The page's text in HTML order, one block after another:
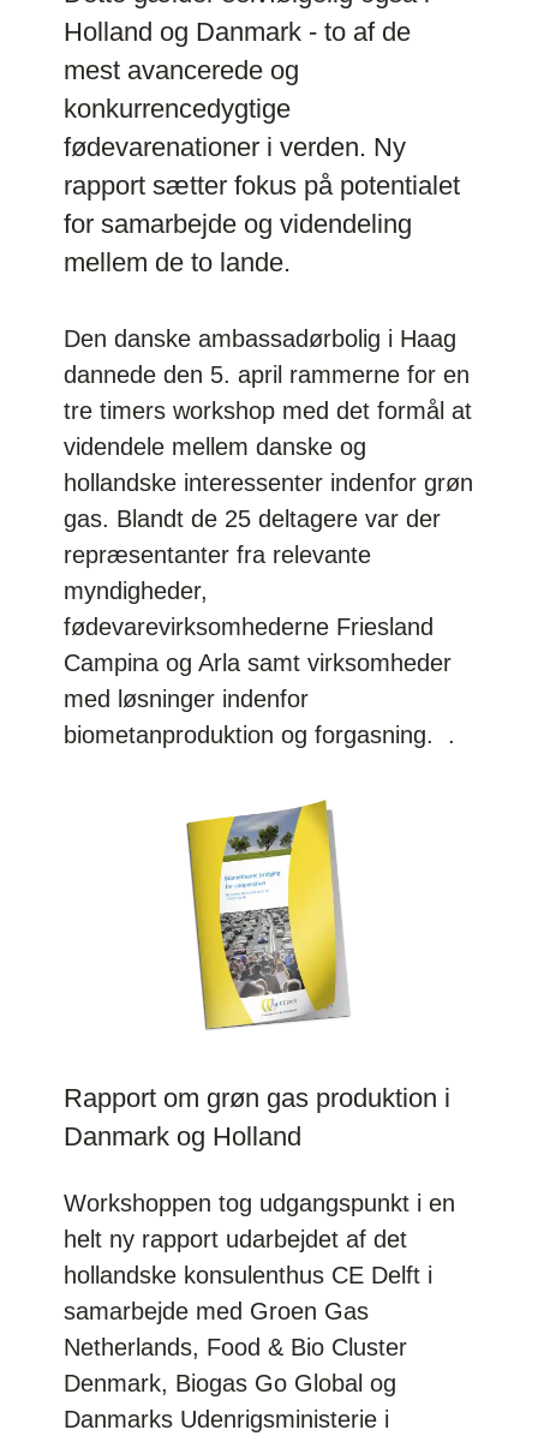
Holland og Danmark - to af de
mest avancerede og
konkurrencedygtige
fødevarenationer i verden. Ny
rapport sætter fokus på potentialet
for samarbejde og videndeling
mellem de to lande.
Den danske ambassadørbolig i Haag
dannede den 5. april rammerne for en
tre timers workshop med det formål at
videndele mellem danske og
hollandske interessenter indenfor grøn
gas. Blandt de 25 deltagere var der
repræsentanter fra relevante
myndigheder,
fødevarevirksomhederne Friesland
Campina og Arla samt virksomheder
med løsninger indenfor
biometanproduktion og forgasning. .
Rapport om grøn gas produktion i
Danmark og Holland
Workshoppen tog udgangspunkt i en
helt ny rapport udarbejdet af det
hollandske konsulenthus CE Delft i
samarbejde med Groen Gas
Netherlands, Food & Bio Cluster
Denmark, Biogas Go Global og
Danmarks Udenrigsministerie i